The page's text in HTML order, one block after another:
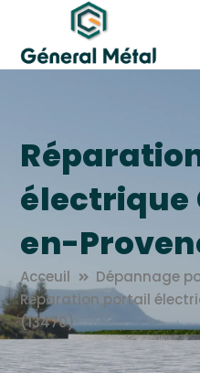
électrique
en-
Acceuil
Dépannage
Réparation portail
(13470)